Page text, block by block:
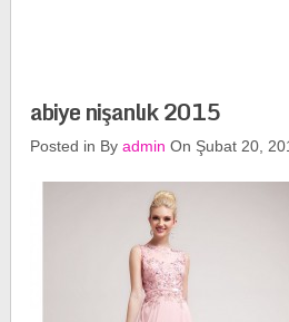
abiye nişanlık 2015
Posted in Byadmin On Şubat 20,